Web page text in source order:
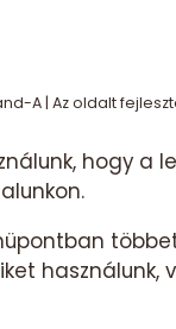
A | Az oldalt
hogy a
használunk,